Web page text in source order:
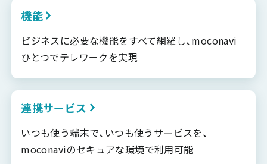
機能
ビジネスに必要な機能をすべて網羅し、moconavi
ひとつでテレワークを実現
連携サービス
いつも使う端末で、いつも使うサービスを、
moconaviのセキュアな環境で利用可能